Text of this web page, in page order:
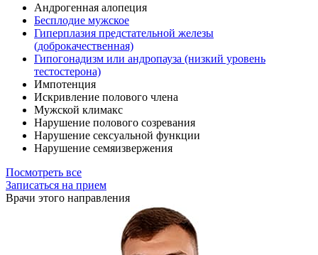
Андрогенная алопеция
Бесплодие мужское
Гиперплазия предстательной железы
(доброкачественная)
Гипогонадизм или андропауза (низкий уровень
тестостерона)
Импотенция
Искривление полового члена
Мужской климакс
Нарушение полового созревания
Нарушение сексуальной функции
Нарушение семяизвержения
Посмотреть все
Записаться на прием
Врачи этого направления